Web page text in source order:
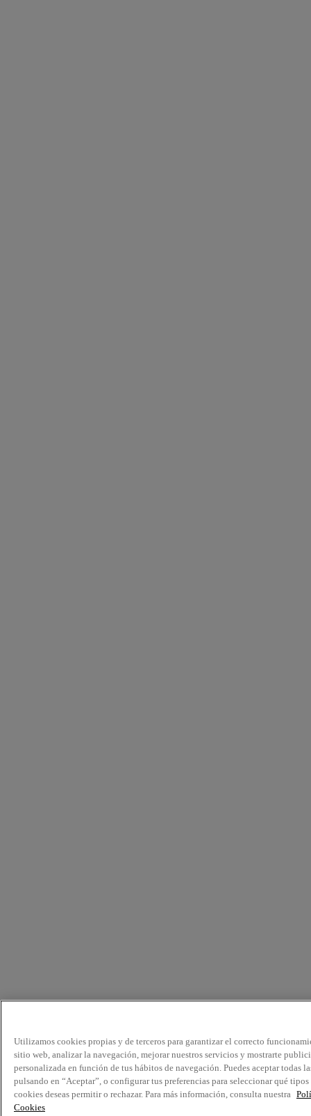
Utilizamos cookies propias y de terceros para garantizar el correcto
sitio web, analizar la navegación, mejorar nuestros servicios y mostrarte
personalizada en función de tus hábitos de navegación. Puedes aceptar todas
pulsando en “Aceptar”, o configurar tus preferencias para seleccionar qué tipos
cookies deseas permitir o rechazar. Para más información, consulta nuestra
Cookies